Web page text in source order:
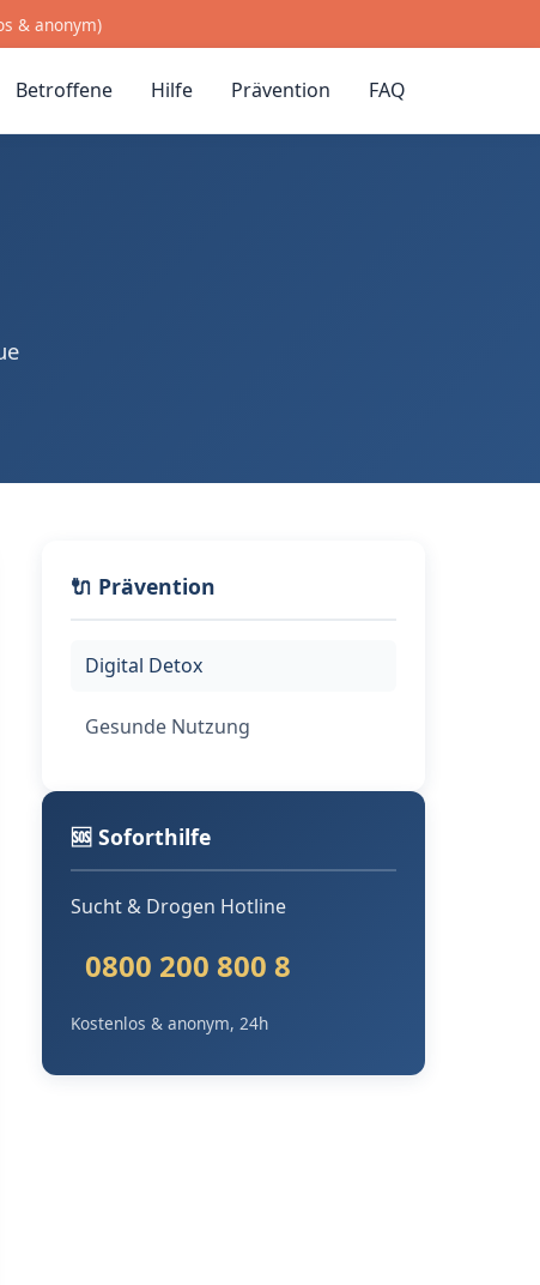
& anonym)
Betroffene Hilfe Prävention FAQ
🔌 Prävention
Digital Detox
Gesunde Nutzung
🆘 Soforthilfe
Sucht & Drogen Hotline
0800 200 800 8
Kostenlos & anonym, 24h